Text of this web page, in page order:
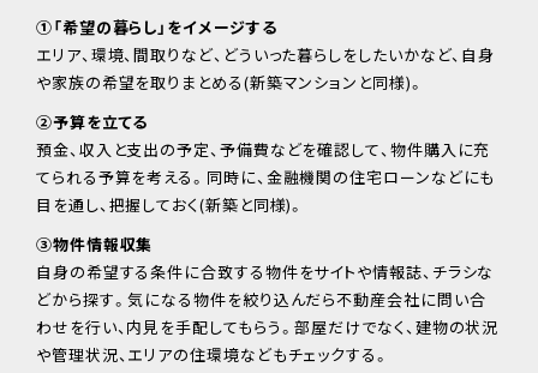
①「希望の暮らし」をイメージする
エリア、環境、間取りなど、どういった暮らしをしたいかなど、自身
や家族の希望を取りまとめる(新築マンションと同様)。
②予算を立てる
預金、収入と支出の予定、予備費などを確認して、物件購入に充
てられる予算を考える。同時に、金融機関の住宅ローンなどにも
目を通し、把握しておく(新築と同様)。
③物件情報収集
自身の希望する条件に合致する物件をサイトや情報誌、チラシな
どから探す。気になる物件を絞り込んだら不動産会社に問い合
わせを行い、内見を手配してもらう。部屋だけでなく、建物の状況
や管理状況、エリアの住環境などもチェックする。